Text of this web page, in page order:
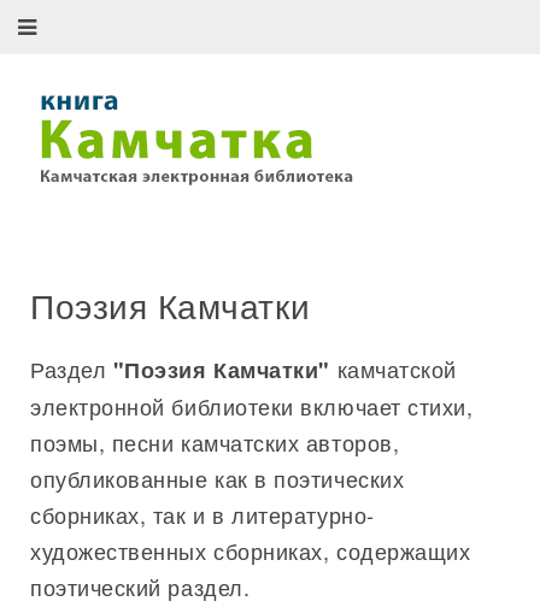
Поэзия Камчатки
Раздел "Поэзия Камчатки" камчатской
электронной библиотеки включает стихи,
поэмы, песни камчатских авторов,
опубликованные как в поэтических
сборниках, так и в литературно-
художественных сборниках, содержащих
поэтический раздел.